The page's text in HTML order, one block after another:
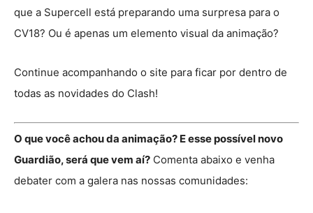
que a Supercell está preparando uma surpresa para o
CV18? Ou é apenas um elemento visual da animação?
Continue acompanhando o site para ficar por dentro de
todas as novidades do Clash!
O que você achou da animação? E esse possível novo
Guardião, será que vem aí? Comenta abaixo e venha
debater com a galera nas nossas comunidades: